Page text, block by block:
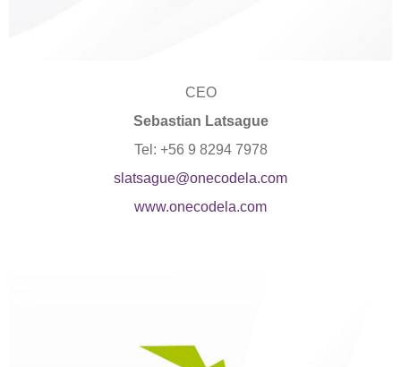
CEO
Sebastian Latsague
Tel: +56 9 8294 7978
slatsague@onecodela.com
www.onecodela.com